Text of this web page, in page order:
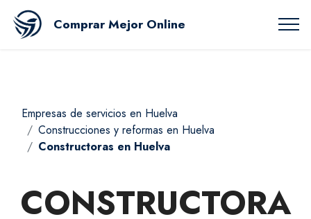
Comprar Mejor Online
Empresas de servicios en Huelva
Construcciones y reformas en Huelva
Constructoras en Huelva
CONSTRUCTORA